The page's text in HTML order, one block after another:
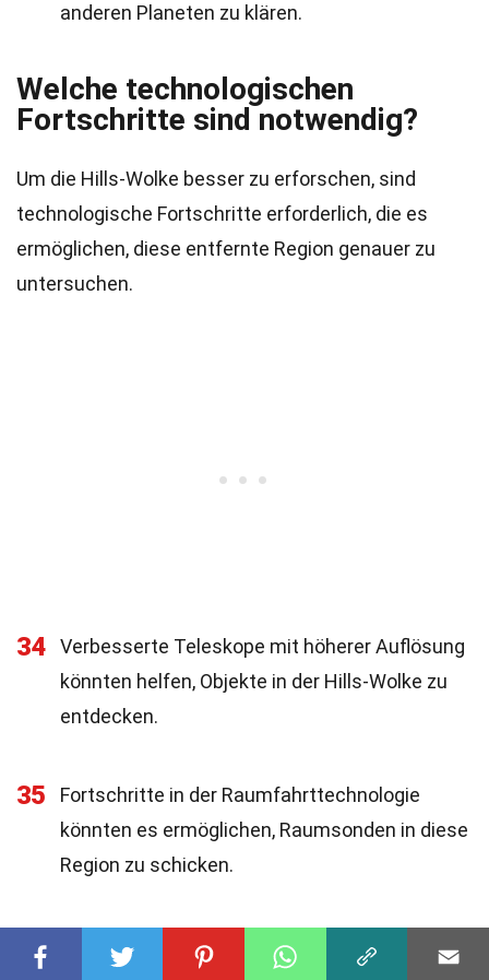
anderen Planeten zu klären.
Welche technologischen
Fortschritte sind notwendig?
Um die Hills-Wolke besser zu erforschen, sind
technologische Fortschritte erforderlich, die es
ermöglichen, diese entfernte Region genauer zu
untersuchen.
34
Verbesserte Teleskope mit höherer Auflösung
könnten helfen, Objekte in der Hills-Wolke zu
entdecken.
35
Fortschritte in der Raumfahrttechnologie
könnten es ermöglichen, Raumsonden in diese
Region zu schicken.
36
Neue Analysemethoden könnten helfen, die